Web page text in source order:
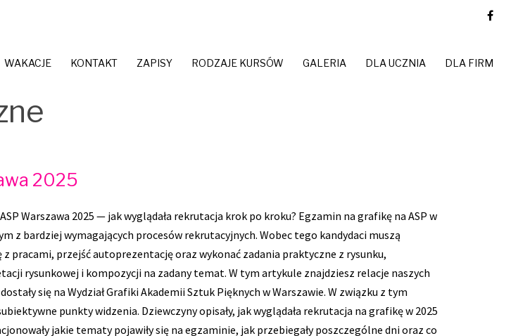
WAKACJE KONTAKT ZAPISY RODZAJE KURSÓW GALERIA DLA UCZNIA DLA FIRM
2025
Warszawa 2025 — jak wyglądała rekrutacja krok po kroku? Egzamin na grafikę na ASP w
z bardziej wymagających procesów rekrutacyjnych. Wobec tego kandydaci muszą
pracami, przejść autoprezentację oraz wykonać zadania praktyczne z rysunku,
rysunkowej i kompozycji na zadany temat. W tym artykule znajdziesz relacje naszych
się na Wydział Grafiki Akademii Sztuk Pięknych w Warszawie. W związku z tym
punkty widzenia. Dziewczyny opisały, jak wyglądała rekrutacja na grafikę w 2025
jakie tematy pojawiły się na egzaminie, jak przebiegały poszczególne dni oraz co